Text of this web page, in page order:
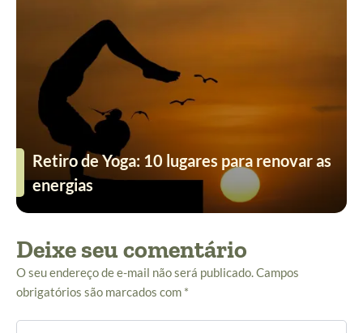
Retiro de Yoga: 10 lugares para renovar as
energias
Deixe seu comentário
O seu endereço de e-mail não será publicado.Campos
obrigatórios são marcados com *
Escreva